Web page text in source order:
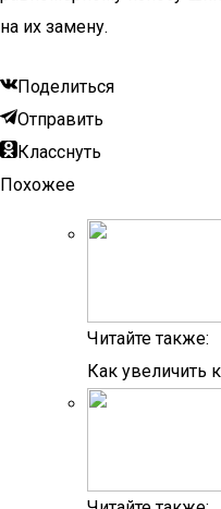
на их замену.
Поделиться
Отправить
Класснуть
Похожее
Читайте также:
Как увеличить